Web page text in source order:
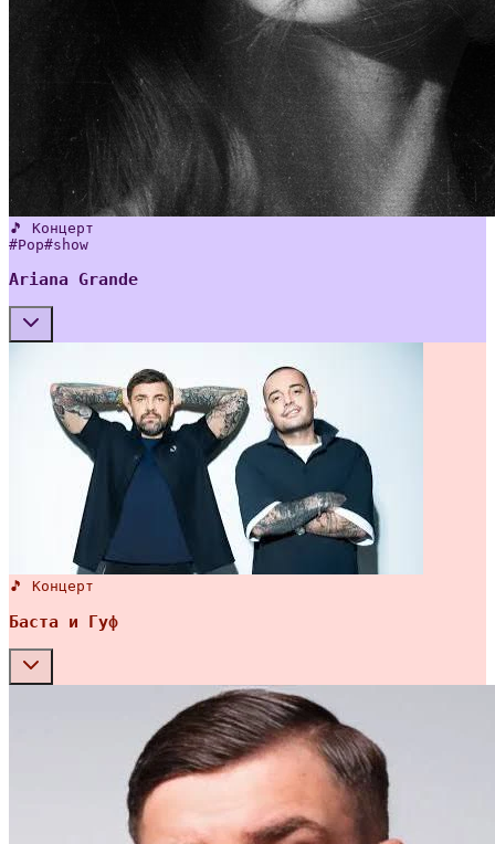
🎵 Концерт
#Pop#show
Ariana Grande
🎵 Концерт
Баста и Гуф